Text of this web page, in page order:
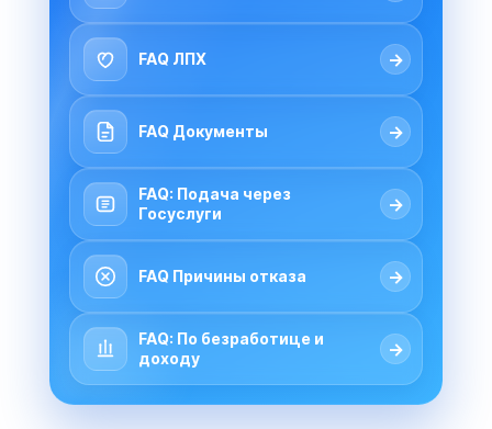
FAQ ЛПХ →
FAQ Документы →
FAQ: Подача через
Госуслуги
→
FAQ Причины отказа →
FAQ: По безработице и
доходу
→